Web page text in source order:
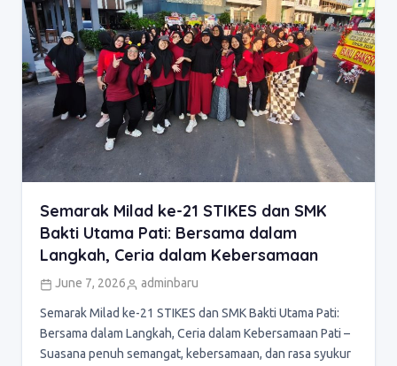
Semarak Milad ke-21 STIKES dan SMK
Bakti Utama Pati: Bersama dalam
Langkah, Ceria dalam Kebersamaan
June 7, 2026 adminbaru
Semarak Milad ke-21 STIKES dan SMK Bakti Utama Pati:
Bersama dalam Langkah, Ceria dalam Kebersamaan Pati –
Suasana penuh semangat, kebersamaan, dan rasa syukur